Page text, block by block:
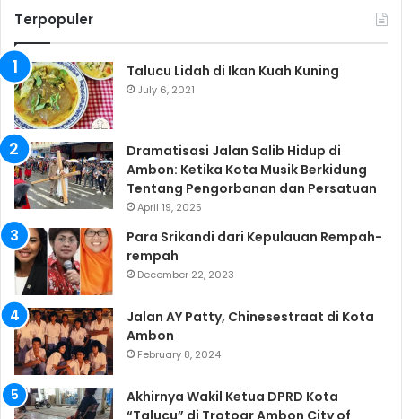
Terpopuler
Talucu Lidah di Ikan Kuah Kuning
July 6, 2021
Dramatisasi Jalan Salib Hidup di
Ambon: Ketika Kota Musik Berkidung
Tentang Pengorbanan dan Persatuan
April 19, 2025
Para Srikandi dari Kepulauan Rempah-
rempah
December 22, 2023
Jalan AY Patty, Chinesestraat di Kota
Ambon
February 8, 2024
Akhirnya Wakil Ketua DPRD Kota
“Talucu” di Trotoar Ambon City of